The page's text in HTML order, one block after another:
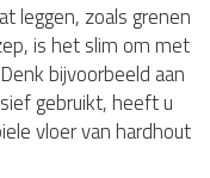
leggen, zoals grenen
is het slim om met
bijvoorbeeld aan
gebruikt, heeft u
vloer van hardhout